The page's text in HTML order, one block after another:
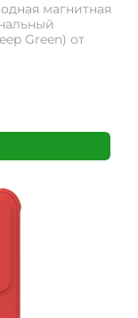
магнитная
Green) от